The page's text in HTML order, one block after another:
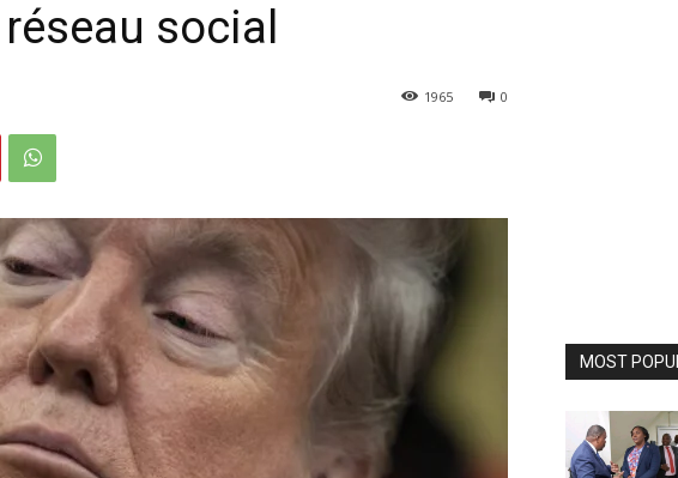
social
0
1965
MOST